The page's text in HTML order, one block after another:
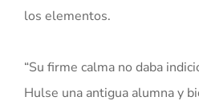
los elementos.
“Su firme calma no daba
Hulse una antigua alumna y